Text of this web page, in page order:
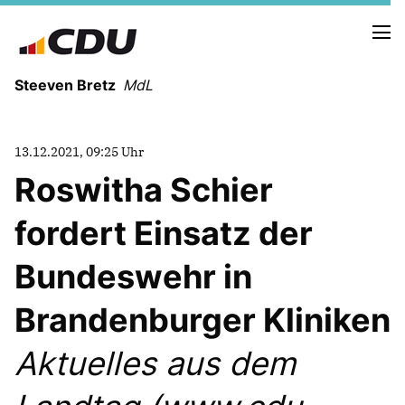
Steeven Bretz MdL
VITA
WAHLKREISBESUCHE
PRESSEFOTOS
MEIN BÜRGERBÜRO
MEIN WAHLKREIS
ZIELE
Redebeiträge
13.12.2021, 09:25 Uhr
Roswitha Schier
fordert Einsatz der
Bundeswehr in
Brandenburger Kliniken
Aktuelles aus dem